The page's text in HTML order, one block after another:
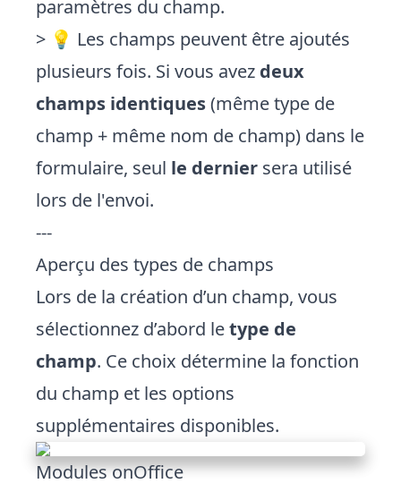
paramètres du champ.
> 💡 Les champs peuvent être ajoutés
plusieurs fois. Si vous avez deux
champs identiques(même type de
champ + même nom de champ) dans le
formulaire, seul le dernier sera utilisé
lors de l'envoi.
---
Aperçu des types de champs
Lors de la création d’un champ, vous
sélectionnez d’abord letype de
champ. Ce choix détermine la fonction
du champ et les options
supplémentaires disponibles.
Modules onOffice